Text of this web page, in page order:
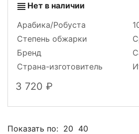
Нет в наличии
Арабика/Робуста
Степень обжарки
Бренд
Страна-изготовитель
3 720
Показать по: 20 40